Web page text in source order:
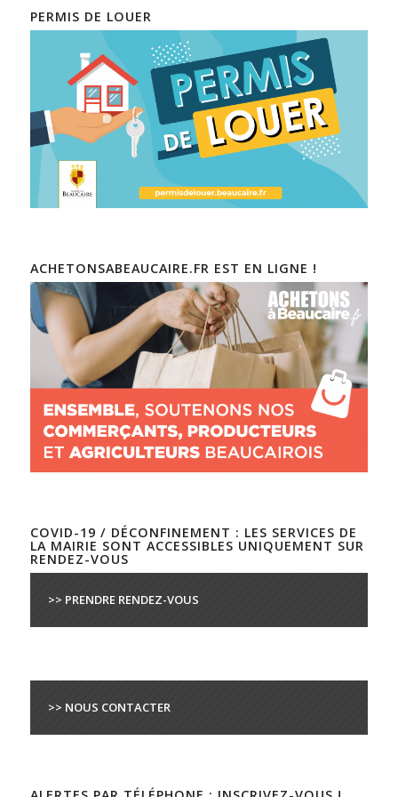
PERMIS DE LOUER
ACHETONSABEAUCAIRE.FR EST EN LIGNE !
COVID-19 / DÉCONFINEMENT : LES SERVICES DE
LA MAIRIE SONT ACCESSIBLES UNIQUEMENT SUR
RENDEZ-VOUS
>> PRENDRE RENDEZ-VOUS
>> NOUS CONTACTER